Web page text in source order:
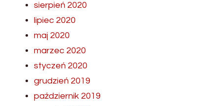
sierpień 2020
lipiec 2020
maj 2020
marzec 2020
styczeń 2020
grudzień 2019
październik 2019